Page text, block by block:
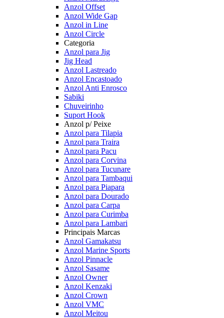
Anzol Offset
Anzol Wide Gap
Anzol in Line
Anzol Circle
Categoria
Anzol para Jig
Jig Head
Anzol Lastreado
Anzol Encastoado
Anzol Anti Enrosco
Sabiki
Chuveirinho
Suport Hook
Anzol p/ Peixe
Anzol para Tilapia
Anzol para Traira
Anzol para Pacu
Anzol para Corvina
Anzol para Tucunare
Anzol para Tambaqui
Anzol para Piapara
Anzol para Dourado
Anzol para Carpa
Anzol para Curimba
Anzol para Lambari
Principais Marcas
Anzol Gamakatsu
Anzol Marine Sports
Anzol Pinnacle
Anzol Sasame
Anzol Owner
Anzol Kenzaki
Anzol Crown
Anzol VMC
Anzol Meitou